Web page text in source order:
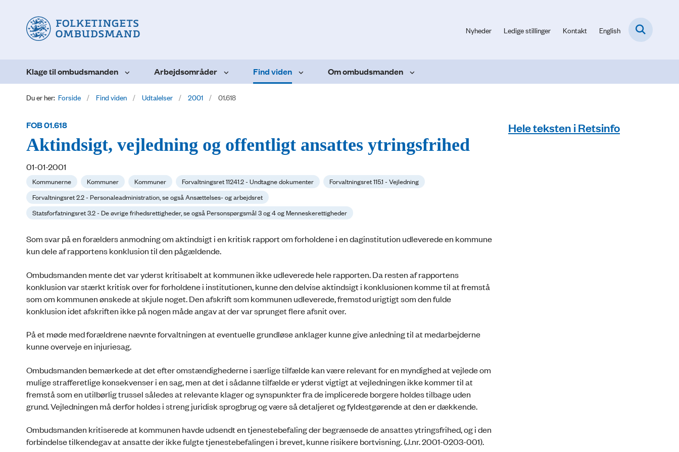
Nyheder Ledige stillinger Kontakt English
Klage til ombudsmanden Arbejdsområder Find viden Om ombudsmanden
Du er her: Forside Find viden Udtalelser 2001 01.618
FOB 01.618
Aktindsigt, vejledning og offentligt ansattes ytringsfrihed
01-01-2001
Kommunerne Kommuner Kommuner Forvaltningsret 11241.2 - Undtagne dokumenter
Forvaltningsret 115.1 - Vejledning
Forvaltningsret 2.2 - Personaleadministration, se også Ansættelses- og arbejdsret
Statsforfatningsret 3.2 - De øvrige frihedsrettigheder, se også Personspørgsmål 3 og 4 og Menneskerettigheder
Som svar på en forælders anmodning om aktindsigt i en kritisk rapport om forholdene i en daginstitution udleverede en kommune
kun dele af rapportens konklusion til den pågældende.
Ombudsmanden mente det var yderst kritisabelt at kommunen ikke udleverede hele rapporten. Da resten af rapportens
konklusion var stærkt kritisk over for forholdene i institutionen, kunne den delvise aktindsigt i konklusionen komme til at fremstå
som om kommunen ønskede at skjule noget. Den afskrift som kommunen udleverede, fremstod urigtigt som den fulde
konklusion idet afskriften ikke på nogen måde angav at der var sprunget flere afsnit over.
På et møde med forældrene nævnte forvaltningen at eventuelle grundløse anklager kunne give anledning til at medarbejderne
kunne overveje en injuriesag.
Ombudsmanden bemærkede at det efter omstændighederne i særlige tilfælde kan være relevant for en myndighed at vejlede om
mulige strafferetlige konsekvenser i en sag, men at det i sådanne tilfælde er yderst vigtigt at vejledningen ikke kommer til at
fremstå som en utilbørlig trussel således at relevante klager og synspunkter fra de implicerede borgere holdes tilbage uden
grund. Vejledningen må derfor holdes i streng juridisk sprogbrug og være så detaljeret og fyldestgørende at den er dækkende.
Ombudsmanden kritiserede at kommunen havde udsendt en tjenestebefaling der begrænsede de ansattes ytringsfrihed, og i den
forbindelse tilkendegav at ansatte der ikke fulgte tjenestebefalingen i brevet, kunne risikere bortvisning. (J.nr. 2001-0203-001).
Hele teksten i Retsinfo